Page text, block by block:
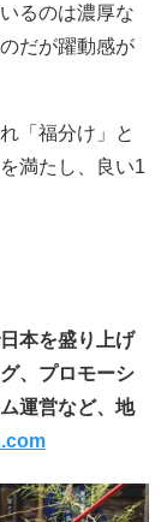
るのは濃厚な
だが躍動感が
「福分け」と
満たし、良い1
本を盛り上げ
、プロモーシ
運営など、地